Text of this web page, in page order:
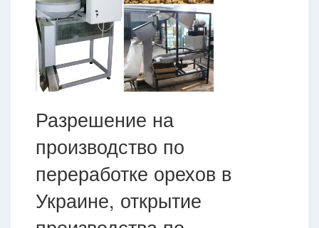
Разрешение на
производство по
переработке орехов в
Украине, открытие